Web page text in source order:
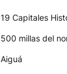
19 Capitales
500 millas del
Aiguá